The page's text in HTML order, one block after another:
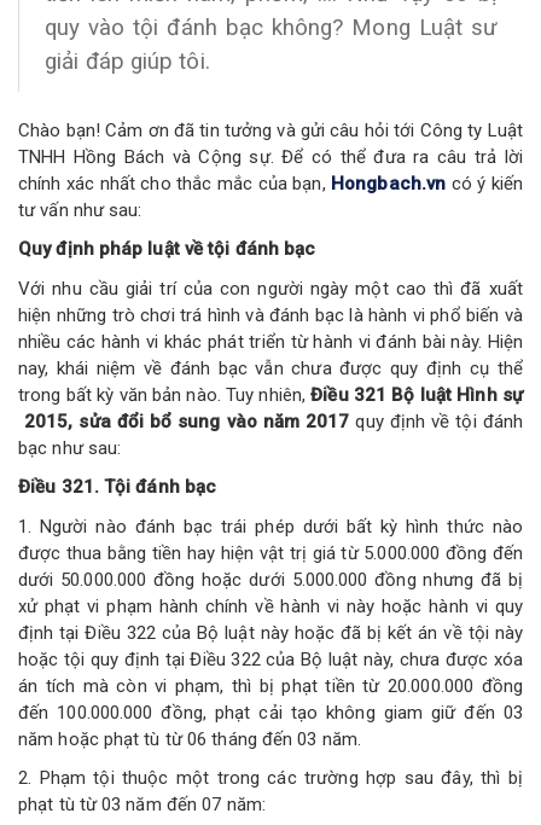
quy vào tội đánh bạc không? Mong Luật sư
giải đáp giúp tôi.
Chào bạn! Cảm ơn đã tin tưởng và gửi câu hỏi tới Công ty Luật
TNHH Hồng Bách và Cộng sự. Để có thể đưa ra câu trả lời
chính xác nhất cho thắc mắc của bạn, Hongbach.vn có ý kiến
tư vấn như sau:
Quy định pháp luật về tội đánh bạc
Với nhu cầu giải trí của con người ngày một cao thì đã xuất
hiện những trò chơi trá hình và đánh bạc là hành vi phổ biến và
nhiều các hành vi khác phát triển từ hành vi đánh bài này. Hiện
nay, khái niệm về đánh bạc vẫn chưa được quy định cụ thể
trong bất kỳ văn bản nào. Tuy nhiên, Điều 321 Bộ luật Hình sự
2015, sửa đổi bổ sung vào năm 2017 quy định về tội đánh
bạc như sau:
Điều 321. Tội đánh bạc
1. Người nào đánh bạc trái phép dưới bất kỳ hình thức nào
được thua bằng tiền hay hiện vật trị giá từ 5.000.000 đồng đến
dưới 50.000.000 đồng hoặc dưới 5.000.000 đồng nhưng đã bị
xử phạt vi phạm hành chính về hành vi này hoặc hành vi quy
định tại Điều 322 của Bộ luật này hoặc đã bị kết án về tội này
hoặc tội quy định tại Điều 322 của Bộ luật này, chưa được xóa
án tích mà còn vi phạm, thì bị phạt tiền từ 20.000.000 đồng
đến 100.000.000 đồng, phạt cải tạo không giam giữ đến 03
năm hoặc phạt tù từ 06 tháng đến 03 năm.
2. Phạm tội thuộc một trong các trường hợp sau đây, thì bị
phạt tù từ 03 năm đến 07 năm: